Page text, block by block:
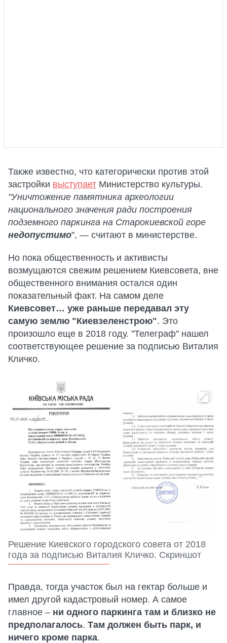
Также известно, что категорически против этой
застройки выступает Министерство культуры.
"Уничтожение памятника археологии
национального значения ради построения
подземного паркинга на Старокиевской горе
недопустимо", — считают в министерстве.
Но пока общественность и активисты
возмущаются свежим решением Киевсовета, вне
общественного внимания остался один
показательный факт. На самом деле
Киевсовет… уже раньше передавал эту
самую землю "Киевзеленстрою". Это
произошло еще в 2018 году. "Телеграф" нашел
соответствующее решение за подписью Виталия
Кличко.
Решение Киевского городского совета от 2018
года за подписью Виталия Кличко. Скриншот
Правда, тогда участок был на гектар больше и
имел другой кадастровый номер. А самое
главное – ни одного паркинга там и близко не
предполагалось. Там должен быть парк, и
ничего кроме парка.